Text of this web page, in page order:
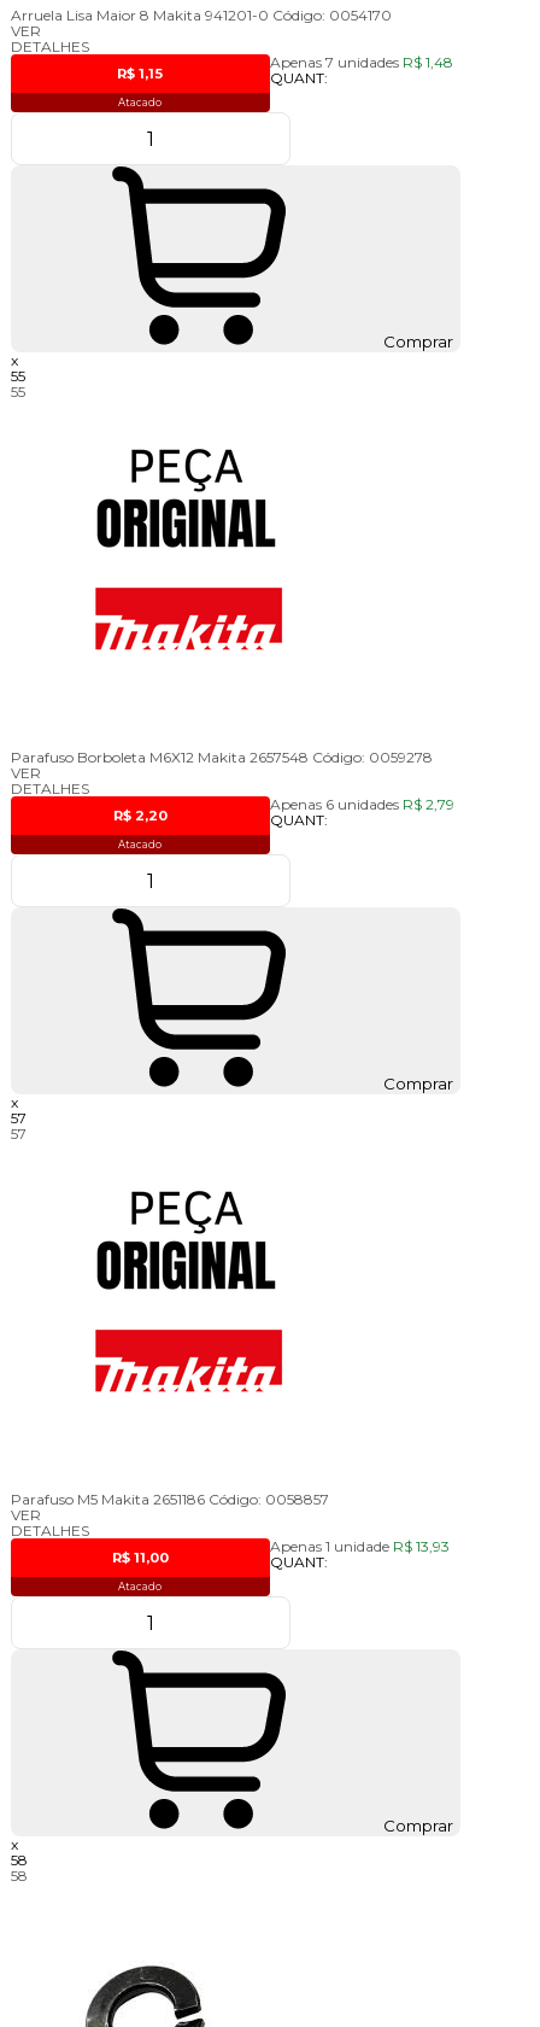
Arruela Lisa Maior 8 Makita 941201-0 Código: 0054170
VER
DETALHES
Apenas 7 unidades
R$ 1,15
Atacado
R$ 1,48
QUANT:
Comprar
x
55
55
Parafuso Borboleta M6X12 Makita 2657548 Código: 0059278
VER
DETALHES
Apenas 6 unidades
R$ 2,20
Atacado
R$ 2,79
QUANT:
Comprar
x
57
57
Parafuso M5 Makita 2651186 Código: 0058857
VER
DETALHES
Apenas 1 unidade
R$ 11,00
Atacado
R$ 13,93
QUANT:
Comprar
x
58
58